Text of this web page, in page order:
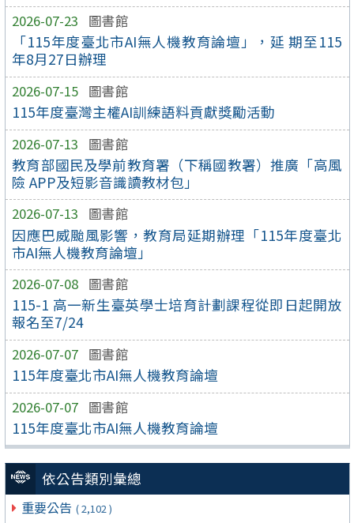
2026-07-23 圖書館
「115年度臺北市AI無人機教育論壇」，延 期至115
年8月27日辦理
2026-07-15 圖書館
115年度臺灣主權AI訓練語料貢獻獎勵活動
2026-07-13 圖書館
教育部國民及學前教育署（下稱國教署）推廣「高風
險 APP及短影音識讀教材包」
2026-07-13 圖書館
因應巴威颱風影響，教育局延期辦理「115年度臺北
市AI無人機教育論壇」
2026-07-08 圖書館
115-1 高一新生臺英學士培育計劃課程從即日起開放
報名至7/24
2026-07-07 圖書館
115年度臺北市AI無人機教育論壇
2026-07-07 圖書館
115年度臺北市AI無人機教育論壇
依公告類別彙總
重要公告 ( 2,102 )